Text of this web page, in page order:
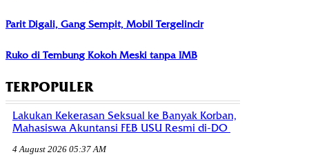
Parit Digali, Gang Sempit, Mobil Tergelincir
Ruko di Tembung Kokoh Meski tanpa IMB
TERPOPULER
Lakukan Kekerasan Seksual ke Banyak Korban,
Mahasiswa Akuntansi FEB USU Resmi di-DO
4 August 2026 05:37 AM